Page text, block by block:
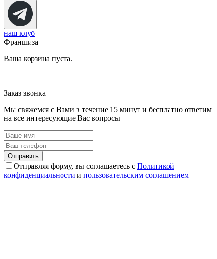
наш клуб
Франшиза
Ваша корзина пуста.
Заказ звонка
Мы свяжемся с Вами в течение 15 минут и бесплатно ответим
на все интересующие Вас вопросы
Отправляя форму, вы соглашаетесь с Политикой
конфиденциальности и пользовательским соглашением